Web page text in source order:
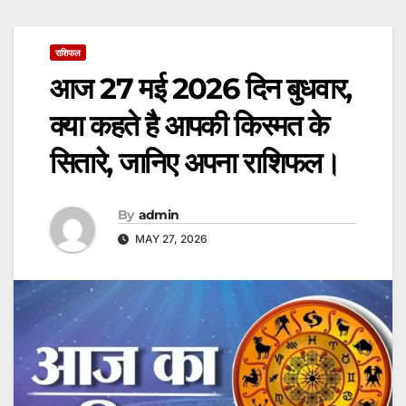
राशिफल
आज 27 मई 2026 दिन बुधवार,
क्या कहते है आपकी किस्मत के
सितारे, जानिए अपना राशिफल।
By admin
MAY 27, 2026